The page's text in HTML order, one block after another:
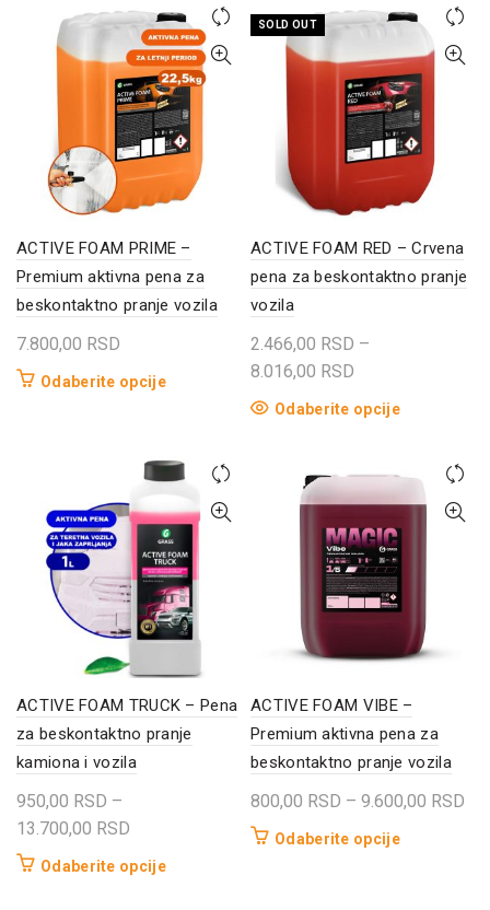
više
varijanti.
Opcije
mogu
biti
izabrane
proizvoda.
više
varijanti.
Opcije
mogu
biti
izabrane
stranici
proizvoda.
ACTIVE FOAM PRIME –
Premium aktivna pena za
beskontaktno pranje vozila
7.800,00 RSD
Odaberite opcijeOvaj
više
varijanti.
Opcije
mogu
biti
izabrane
na
stranici
SOLD OUT
ACTIVE FOAM RED – Crvena
pena za beskontaktno pranje
vozila
2.466,00 RSD –
8.016,00 RSD
od
do
8.016,00 RSD
Odaberite opcijeOvaj
više
varijanti.
izabrane
na
ACTIVE FOAM TRUCK – Pena
za beskontaktno pranje
kamiona i vozila
950,00 RSD –
13.700,00 RSD
od
Odaberite opcijeOvaj
ACTIVE FOAM VIBE –
Premium aktivna pena za
beskontaktno pranje vozila
800,00 RSD – 9.600,00 RSD
Odaberite opcijeOvaj